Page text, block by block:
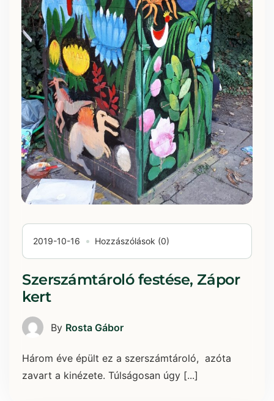
2019-10-16 Hozzászólások (0)
Szerszámtároló festése, Zápor
kert
By Rosta Gábor
Három éve épült ez a szerszámtároló, azóta
zavart a kinézete. Túlságosan úgy [...]